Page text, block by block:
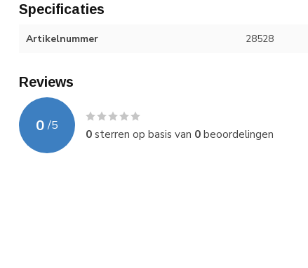
Specificaties
Artikelnummer 28528
Reviews
0 /5
0sterren op basis van 0beoordelingen